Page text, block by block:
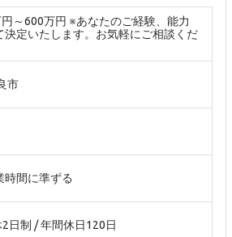
～600万円 ※あなたのご経験、能力
決定いたします。お気軽にご相談くだ
市
時間に準ずる
日制 / 年間休日120日